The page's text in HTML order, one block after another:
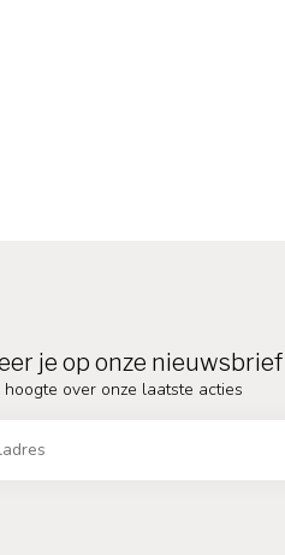
je op onze nieuwsbrief
over onze laatste acties